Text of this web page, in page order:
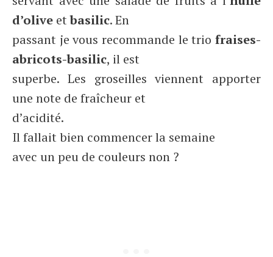
d’olive etbasilic. En
passant je vous recommande le trio fraises-
abricots-basilic, il est
superbe. Les groseilles viennent apporter
une note de fraîcheur et
d’acidité.
Il fallait bien commencer la semaine
avec un peu de couleurs non ?